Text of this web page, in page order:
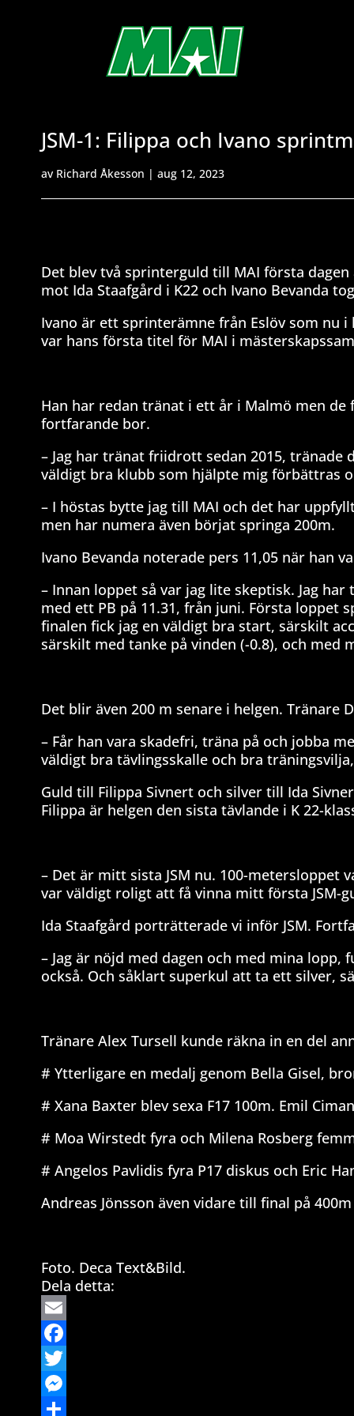
JSM-1: Filippa och Ivano
av Richard Åkesson | aug 12, 2023
Det blev två sprinterguld till MAI första
mot Ida Staafgård i K22 och Ivano Bevanda
Ivano är ett sprinterämne från Eslöv som nu
var hans första titel för MAI i
Han har redan tränat i ett år i Malmö men
fortfarande bor.
– Jag har tränat friidrott sedan 2015, tränade
väldigt bra klubb som hjälpte mig förbättras
– I höstas bytte jag till MAI och det har
men har numera även börjat springa 200m.
Ivano Bevanda noterade pers 11,05 när han
– Innan loppet så var jag lite skeptisk. Jag
med ett PB på 11.31, från juni. Första loppet
finalen fick jag en väldigt bra start, särskilt
särskilt med tanke på vinden (-0.8), och med
Det blir även 200 m senare i helgen.
– Får han vara skadefri, träna på och jobba
väldigt bra tävlingsskalle och bra
Guld till Filippa Sivnert och silver till Ida
Filippa är helgen den sista tävlande i K 22-
– Det är mitt sista JSM nu. 100-
var väldigt roligt att få vinna mitt första JSM-
Ida Staafgård porträtterade vi inför JSM.
– Jag är nöjd med dagen och med mina
också. Och såklart superkul att ta ett silver,
Tränare Alex Tursell kunde räkna in en del
# Ytterligare en medalj genom Bella Gisel,
# Xana Baxter blev sexa F17 100m. Emil
# Moa Wirstedt fyra och Milena Rosberg
# Angelos Pavlidis fyra P17 diskus och Eric
Andreas Jönsson även vidare till final på
Foto. Deca Text&Bild.
Dela detta:
Email
Facebook
Twitter
Messenger